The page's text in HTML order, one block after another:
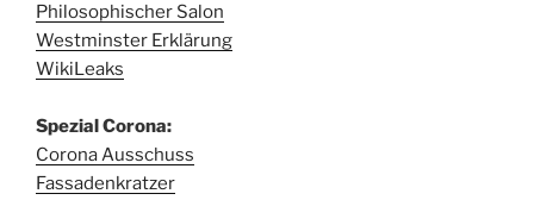
Philosophischer Salon
Westminster Erklärung
WikiLeaks
Spezial Corona:
Corona Ausschuss
Fassadenkratzer